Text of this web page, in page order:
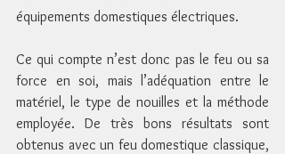
équipements domestiques électriques.
Ce qui compte n’est donc pas le feu ou sa
force en soi, mais l’adéquation entre le
matériel, le type de nouilles et la méthode
employée. De très bons résultats sont
obtenus avec un feu domestique classique,